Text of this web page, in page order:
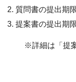
質問書の提出期
提案書の提出期
※詳細は「提